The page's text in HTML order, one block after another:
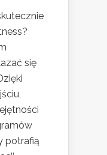
się
potrafią